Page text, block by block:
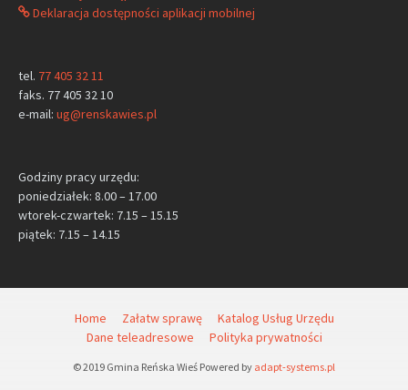
Deklaracja dostępności aplikacji mobilnej
tel. 77 405 32 11
faks. 77 405 32 10
e-mail: ug@renskawies.pl
Godziny pracy urzędu:
poniedziałek: 8.00 – 17.00
wtorek-czwartek: 7.15 – 15.15
piątek: 7.15 – 14.15
Home Załatw sprawę
Katalog Usług Urzędu
Dane teleadresowe
Polityka prywatności
© 2019 Gmina Reńska Wieś Powered by adapt-systems.pl